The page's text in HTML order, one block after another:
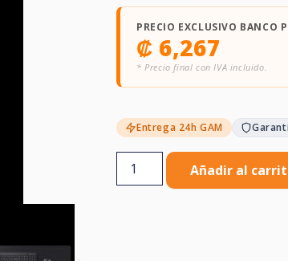
PRECIO EXCLUSIVO BANCO
₡ 6,267
* Precio final con IVA incluido.
Entrega 24h GAM
Añadir al